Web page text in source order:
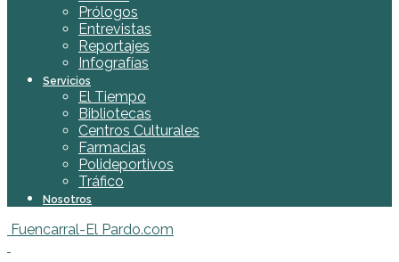
Prólogos
Entrevistas
Reportajes
Infografías
Servicios
El Tiempo
Bibliotecas
Centros Culturales
Farmacias
Polideportivos
Tráfico
Nosotros
Fuencarral-El Pardo.com